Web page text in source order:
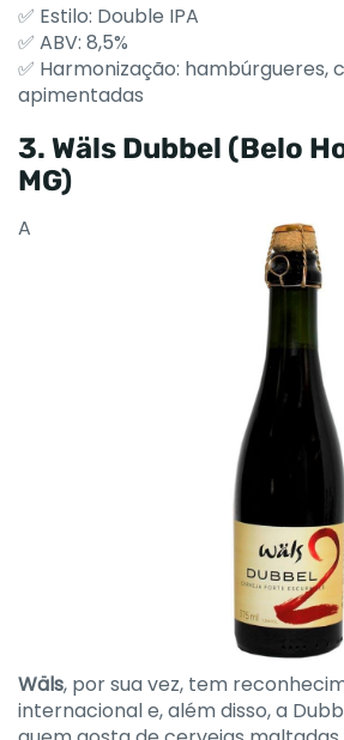
✅ Estilo: Double IPA
✅ ABV: 8,5%
✅ Harmonização: hambúrgueres,
apimentadas
3. Wäls Dubbel (Belo
MG)
A
Wäls, por sua vez, tem
internacional e, além disso, a